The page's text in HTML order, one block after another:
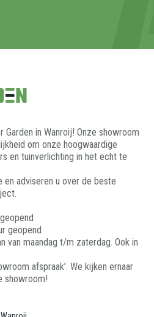
in Wanroij! Onze showroom
om onze hoogwaardige
en tuinverlichting in het echt te
en adviseren u over de beste
geopend
van maandag t/m zaterdag. Ook in
afspraak’. We kijken ernaar
showroom!